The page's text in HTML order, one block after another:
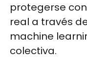
protegerse
real a través
machine
colectiva.